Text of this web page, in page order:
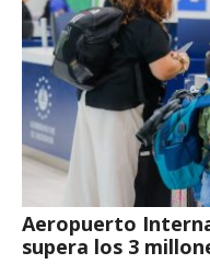
Aeropuerto
supera los 3